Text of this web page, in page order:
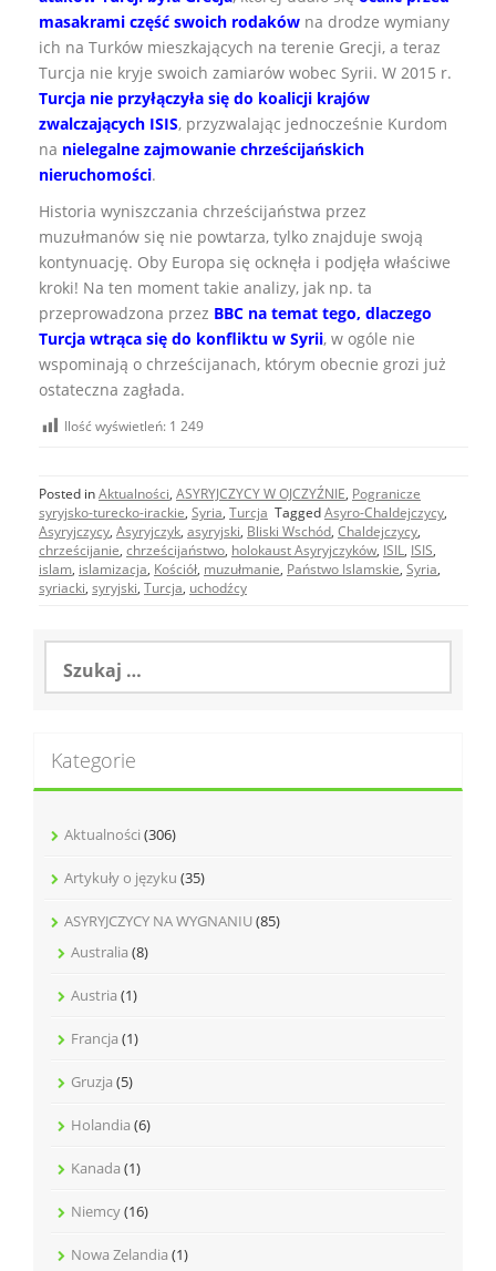
masakrami część swoich rodaków na drodze wymiany
ich na Turków mieszkających na terenie Grecji, a teraz
Turcja nie kryje swoich zamiarów wobec Syrii. W 2015 r.
Turcja nie przyłączyła się do koalicji krajów
zwalczających ISIS, przyzwalając jednocześnie Kurdom
na nielegalne zajmowanie chrześcijańskich
nieruchomości.
Historia wyniszczania chrześcijaństwa przez
muzułmanów się nie powtarza, tylko znajduje swoją
kontynuację. Oby Europa się ocknęła i podjęła właściwe
kroki! Na ten moment takie analizy, jak np. ta
przeprowadzona przez BBC na temat tego, dlaczego
Turcja wtrąca się do konfliktu w Syrii, w ogóle nie
wspominają o chrześcijanach, którym obecnie grozi już
ostateczna zagłada.
Ilość wyświetleń: 1 249
Posted inAktualności, ASYRYJCZYCY W OJCZYŹNIE, Pogranicze
syryjsko-turecko-irackie, Syria, Turcja TaggedAsyro-Chaldejczycy,
Asyryjczycy, Asyryjczyk, asyryjski, Bliski Wschód, Chaldejczycy,
chrześcijanie, chrześcijaństwo, holokaust Asyryjczyków, ISIL, ISIS,
islam, islamizacja, Kościół, muzułmanie, Państwo Islamskie, Syria,
syriacki, syryjski, Turcja, uchodźcy
Szukaj:
Kategorie
Aktualności (306)
Artykuły o języku (35)
ASYRYJCZYCY NA WYGNANIU(85)
Australia (8)
Austria (1)
Francja (1)
Gruzja (5)
Holandia (6)
Kanada (1)
Niemcy(16)
Nowa Zelandia (1)